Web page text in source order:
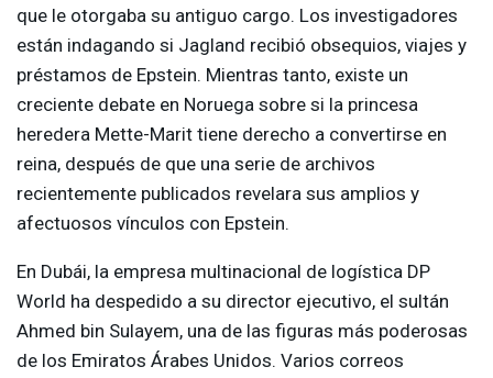
que le otorgaba su antiguo cargo. Los investigadores
están indagando si Jagland recibió obsequios, viajes y
préstamos de Epstein. Mientras tanto, existe un
creciente debate en Noruega sobre si la princesa
heredera Mette-Marit tiene derecho a convertirse en
reina, después de que una serie de archivos
recientemente publicados revelara sus amplios y
afectuosos vínculos con Epstein.
En Dubái, la empresa multinacional de logística DP
World ha despedido a su director ejecutivo, el sultán
Ahmed bin Sulayem, una de las figuras más poderosas
de los Emiratos Árabes Unidos. Varios correos